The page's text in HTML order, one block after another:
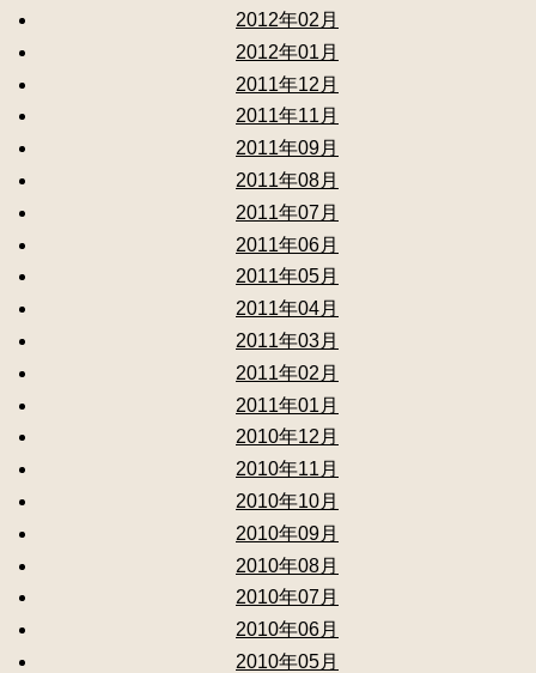
2012年02月
2012年01月
2011年12月
2011年11月
2011年09月
2011年08月
2011年07月
2011年06月
2011年05月
2011年04月
2011年03月
2011年02月
2011年01月
2010年12月
2010年11月
2010年10月
2010年09月
2010年08月
2010年07月
2010年06月
2010年05月